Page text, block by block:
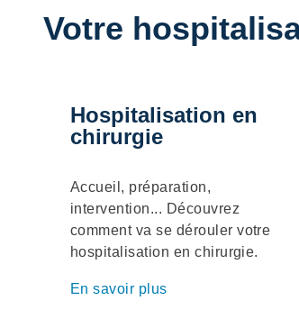
Votre
Hospitalisation en
chirurgie
Accueil, préparation,
intervention... Découvrez
comment va se dérouler votre
hospitalisation en chirurgie.
En savoir plus